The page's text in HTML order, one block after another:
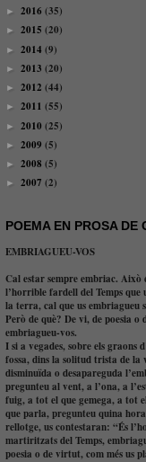
► 2016 (35)
► 2015 (20)
► 2014 (9)
► 2013 (20)
► 2012 (44)
► 2011 (55)
► 2010 (25)
► 2009 (5)
► 2008 (5)
► 2007 (2)
POEMA EN PROSA
EMBRIAGUEU-VOS
Cal estar sempre embriac. Això
l’horrible fardell del Temps que
la terra, cal que us embriagueu
Però de què? De vi, de poesia
embriagueu-vos.
I si a vegades, sobre els graons
fossa, dins la solitud trista de la
disminuïda o desapareguda
pregunteu al vent, a l’ona, a
fuig, a tot el que gemega, a tot
que parla, pregunteu quina
rellotge, us contestaran: “És
martiritzats del Temps,
poesia o de virtut, com més us